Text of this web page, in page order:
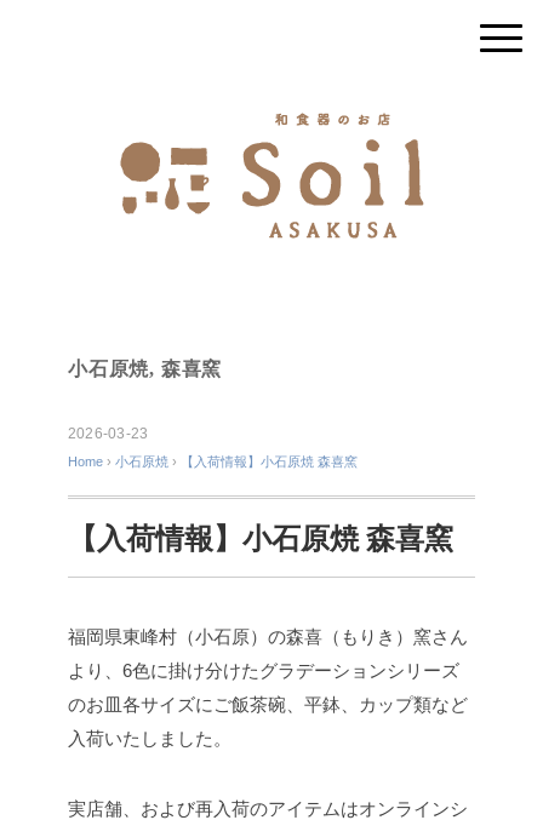
小石原焼, 森喜窯
2026-03-23
Home › 小石原焼 › 【入荷情報】小石原焼 森喜窯
【入荷情報】小石原焼 森喜窯
福岡県東峰村（小石原）の森喜（もりき）窯さん
より、6色に掛け分けたグラデーションシリーズ
のお皿各サイズにご飯茶碗、平鉢、カップ類など
入荷いたしました。
実店舗、および再入荷のアイテムはオンラインシ